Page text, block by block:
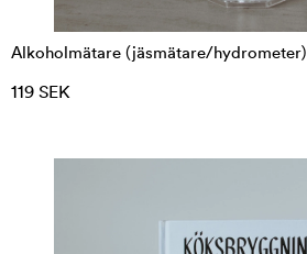
Alkoholmätare (jäsmätare/hydrometer)
119 SEK